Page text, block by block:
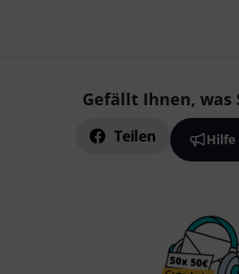
Gefällt Ihnen, was
Teilen Hilfe